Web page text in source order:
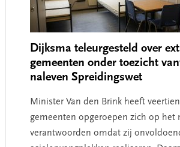
Dijksma teleurgesteld over
gemeenten onder toezicht
naleven Spreidingswet
Minister Van den Brink heeft
gemeenten opgeroepen zich op het
verantwoorden omdat zij